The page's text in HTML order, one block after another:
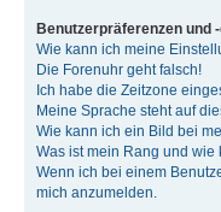
Benutzerpräferenzen und
Wie kann ich meine
Die Forenuhr geht falsch!
Ich habe die Zeitzone
Meine Sprache steht auf
Wie kann ich ein Bild bei
Was ist mein Rang und
Wenn ich bei einem
mich anzumelden.